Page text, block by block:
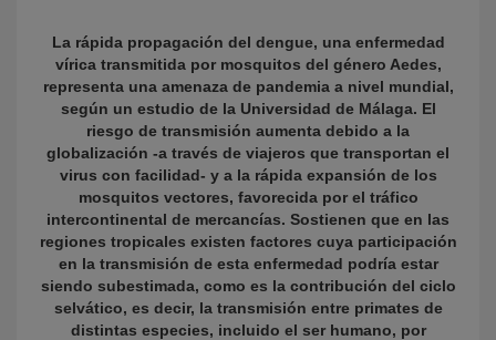
La rápida propagación del dengue, una enfermedad
vírica transmitida por mosquitos del género Aedes,
representa una amenaza de pandemia a nivel mundial,
según un estudio de la Universidad de Málaga. El
riesgo de transmisión aumenta debido a la
globalización -a través de viajeros que transportan el
virus con facilidad- y a la rápida expansión de los
mosquitos vectores, favorecida por el tráfico
intercontinental de mercancías. Sostienen que en las
regiones tropicales existen factores cuya participación
en la transmisión de esta enfermedad podría estar
siendo subestimada, como es la contribución del ciclo
selvático, es decir, la transmisión entre primates de
distintas especies, incluido el ser humano, por